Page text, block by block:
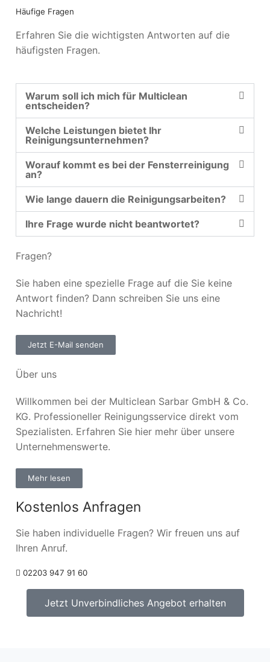
Häufige Fragen
Erfahren Sie die wichtigsten Antworten auf die
häufigsten Fragen.
Warum soll ich mich für Multiclean
entscheiden?
Welche Leistungen bietet Ihr
Reinigungsunternehmen?
Worauf kommt es bei der Fensterreinigung
an?
Wie lange dauern die Reinigungsarbeiten?
Ihre Frage wurde nicht beantwortet?
Fragen?
Sie haben eine spezielle Frage auf die Sie keine
Antwort finden? Dann schreiben Sie uns eine
Nachricht!
Jetzt E-Mail senden
Über uns
Willkommen bei der Multiclean Sarbar GmbH & Co.
KG. Professioneller Reinigungsservice direkt vom
Spezialisten. Erfahren Sie hier mehr über unsere
Unternehmenswerte.
Mehr lesen
Kostenlos Anfragen
Sie haben individuelle Fragen? Wir freuen uns auf
Ihren Anruf.
02203 947 91 60
Jetzt Unverbindliches Angebot erhalten